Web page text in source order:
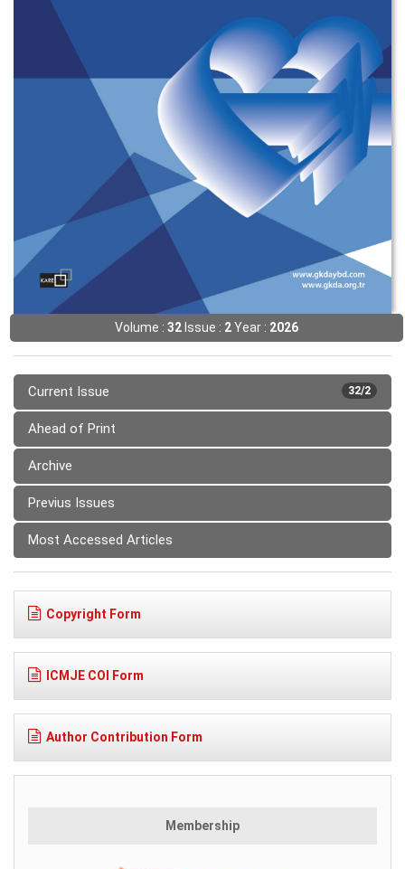
Volume : 32Issue : 2Year : 2026
32/2
Current Issue
Ahead of Print
Archive
Previus Issues
Most Accessed Articles
Copyright Form
ICMJE COI Form
Author Contribution Form
Membership